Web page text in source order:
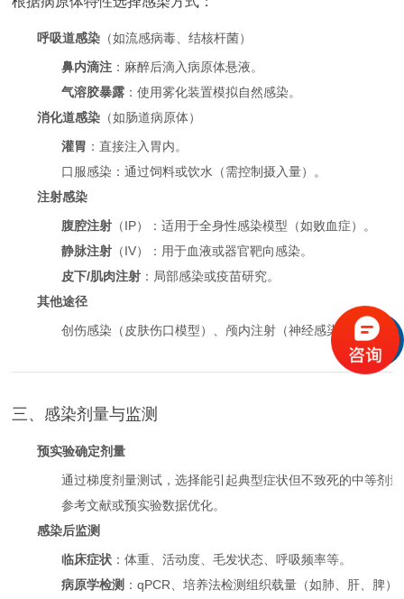
呼吸道感染（如流感病毒、结核杆菌）
鼻内滴注 ：麻醉后滴入病原体悬液。
气溶胶暴露 ：使用雾化装置模拟自然感染。
消化道感染（如肠道病原体）
灌胃 ：直接注入胃内。
口服感染：通过饲料或饮水（需控制摄入量）。
注射感染
腹腔注射 （IP）：适用于全身性感染模型（如败血症）。
静脉注射 （IV）：用于血液或器官靶向感染。
皮下/肌肉注射 ：局部感染或疫苗研究。
其他途径
创伤感染（皮肤伤口模型）、颅内注射（神经感染模型）等。
三、感染剂量与监测
预实验确定剂量
通过梯度剂量测试，选择能引起典型症状但不致死的中等剂
参考文献或预实验数据优化。
感染后监测
临床症状 ：体重、活动度、毛发状态、呼吸频率等。
病原学检测 ：qPCR、培养法检测组织载量（如肺、肝、脾）